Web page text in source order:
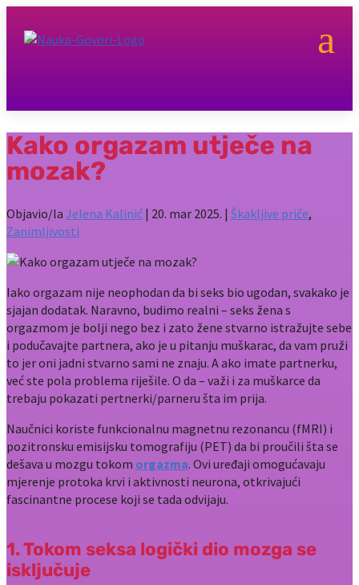
a
Kako orgazam utječe na
mozak?
Objavio/la Jelena Kalinić | 20. mar 2025. | Škakljive priče,
Zanimljivosti
Iako orgazam nije neophodan da bi seks bio ugodan, svakako je
sjajan dodatak. Naravno, budimo realni – seks žena s
orgazmom je bolji nego bez i zato žene stvarno istražujte sebe
i podučavajte partnera, ako je u pitanju muškarac, da vam pruži
to jer oni jadni stvarno sami ne znaju. A ako imate partnerku,
već ste pola problema riješile. O da – važi i za muškarce da
trebaju pokazati pertnerki/parneru šta im prija.
Naučnici koriste funkcionalnu magnetnu rezonancu (fMRI) i
pozitronsku emisijsku tomografiju (PET) da bi proučili šta se
dešava u mozgu tokom orgazma. Ovi uređaji omogućavaju
mjerenje protoka krvi i aktivnosti neurona, otkrivajući
fascinantne procese koji se tada odvijaju.
1. Tokom seksa logički dio mozga se
isključuje